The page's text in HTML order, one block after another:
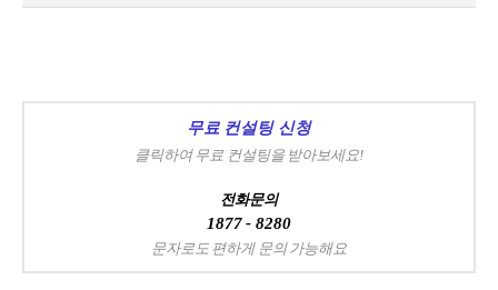
무료 컨설팅 신청
클릭하여 무료 컨설팅을 받아보세요!
전화문의
1877 - 8280
문자로도 편하게 문의 가능해요